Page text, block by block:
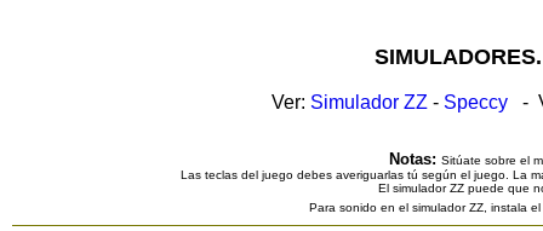
Ver: Simulador ZZ - Speccy -
Notas: Sitúate sobre el
Las teclas del juego debes averiguarlas tú según el juego. La
El simulador ZZ puede que
Para sonido en el simulador ZZ, instala